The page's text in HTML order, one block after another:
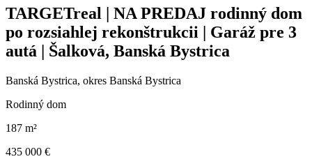
TARGETreal | NA PREDAJ rodinný dom
po rozsiahlej rekonštrukcii | Garáž pre 3
autá | Šalková, Banská Bystrica
Banská Bystrica, okres Banská Bystrica
Rodinný dom
187 m²
435 000 €